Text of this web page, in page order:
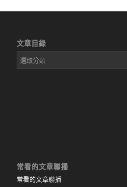
文章目錄
文
章
常看的文章聯播
常看的文章聯播